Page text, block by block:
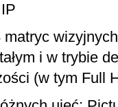
matryc
i w trybie
(w tym Full